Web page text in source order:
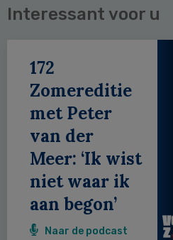
Interessant voor u
172
Zomereditie
met Peter
van der
Meer: ‘Ik wist
niet waar ik
aan begon’
Naar de podcast